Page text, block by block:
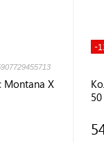
Montana X
-